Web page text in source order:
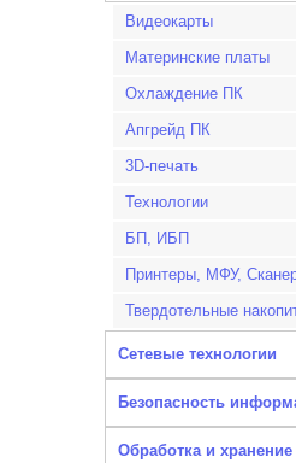
Видеокарты
Материнские платы
Охлаждение ПК
Апгрейд ПК
3D-печать
Технологии
БП, ИБП
Принтеры, МФУ,
Твердотельные
Сетевые технологии
Безопасность
Обработка и